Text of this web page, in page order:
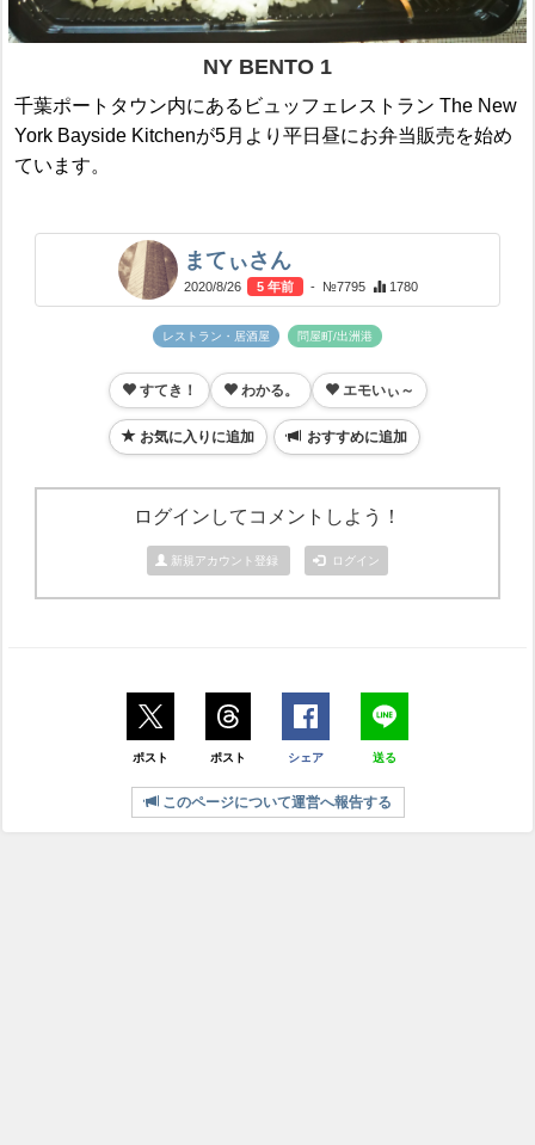
NY BENTO 1
千葉ポートタウン内にあるビュッフェレストラン The New
York Bayside Kitchenが5月より平日昼にお弁当販売を始め
ています。
まてぃさん
2020/8/26 5 年前 - №7795 1780
レストラン・居酒屋 問屋町/出洲港
すてき！ わかる。 エモいぃ～
お気に入りに追加 おすすめに追加
ログインしてコメントしよう！
新規アカウント登録 ログイン
ポスト ポスト シェア 送る
このページについて運営へ報告する